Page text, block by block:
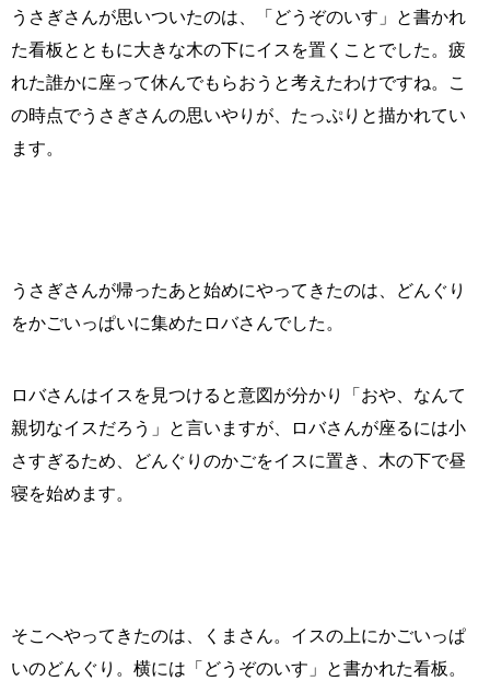
うさぎさんが思いついたのは、「どうぞのいす」と書かれ
た看板とともに大きな木の下にイスを置くことでした。疲
れた誰かに座って休んでもらおうと考えたわけですね。こ
の時点でうさぎさんの思いやりが、たっぷりと描かれてい
ます。
うさぎさんが帰ったあと始めにやってきたのは、どんぐり
をかごいっぱいに集めたロバさんでした。
ロバさんはイスを見つけると意図が分かり「おや、なんて
親切なイスだろう」と言いますが、ロバさんが座るには小
さすぎるため、どんぐりのかごをイスに置き、木の下で昼
寝を始めます。
そこへやってきたのは、くまさん。イスの上にかごいっぱ
いのどんぐり。横には「どうぞのいす」と書かれた看板。